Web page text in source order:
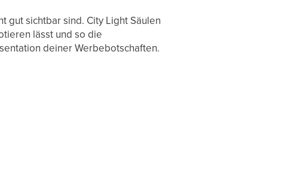
gut sichtbar sind. City Light Säulen
lässt und so die
deiner Werbebotschaften.